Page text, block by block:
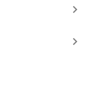
keyboard_arrow_right
keyboard_arrow_right